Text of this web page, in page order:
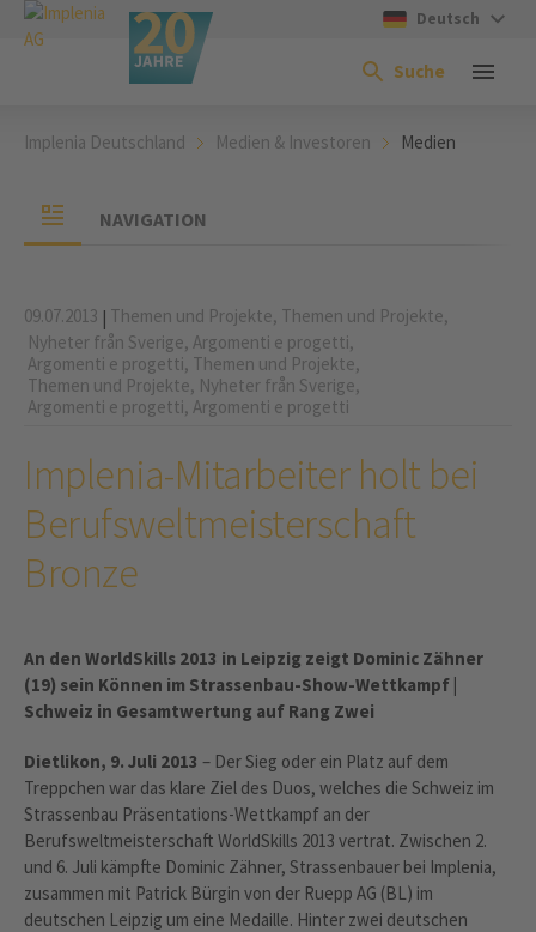
Deutsch
Suche
Implenia Deutschland Medien & Investoren Medien
NAVIGATION
09.07.2013 | Themen und Projekte, Themen und Projekte,
Nyheter från Sverige, Argomenti e progetti,
Argomenti e progetti, Themen und Projekte,
Themen und Projekte, Nyheter från Sverige,
Argomenti e progetti, Argomenti e progetti
Implenia-Mitarbeiter holt bei
Berufsweltmeisterschaft
Bronze
An den WorldSkills 2013 in Leipzig zeigt Dominic Zähner
(19) sein Können im Strassenbau-Show-Wettkampf |
Schweiz in Gesamtwertung auf Rang Zwei
Dietlikon, 9. Juli 2013 – Der Sieg oder ein Platz auf dem
Treppchen war das klare Ziel des Duos, welches die Schweiz im
Strassenbau Präsentations-Wettkampf an der
Berufsweltmeisterschaft WorldSkills 2013 vertrat. Zwischen 2.
und 6. Juli kämpfte Dominic Zähner, Strassenbauer bei Implenia,
zusammen mit Patrick Bürgin von der Ruepp AG (BL) im
deutschen Leipzig um eine Medaille. Hinter zwei deutschen